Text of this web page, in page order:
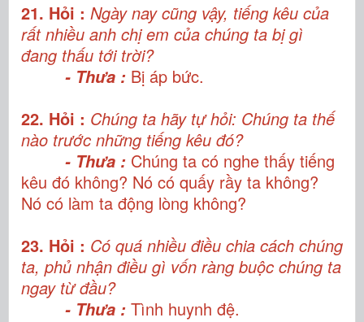
21. Hỏi : Ngày nay cũng vậy, tiếng kêu của
rất nhiều anh chị em của chúng ta bị gì
đang thấu tới trời?
- Thưa : Bị áp bức.
22. Hỏi : Chúng ta hãy tự hỏi: Chúng ta thế
nào trước những tiếng kêu đó?
- Thưa : Chúng ta có nghe thấy tiếng
kêu đó không? Nó có quấy rầy ta không?
Nó có làm ta động lòng không?
23. Hỏi : Có quá nhiều điều chia cách chúng
ta, phủ nhận điều gì vốn ràng buộc chúng ta
ngay từ đầu?
- Thưa : Tình huynh đệ.